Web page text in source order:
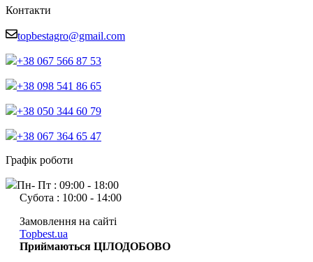
Контакти
topbestagro@gmail.com
+38 067 566 87 53
+38 098 541 86 65
+38 050 344 60 79
+38 067 364 65 47
Графік роботи
Пн- Пт : 09:00 - 18:00
Субота : 10:00 - 14:00
Замовлення на сайті
Topbest.ua
Приймаються ЦІЛОДОБОВО